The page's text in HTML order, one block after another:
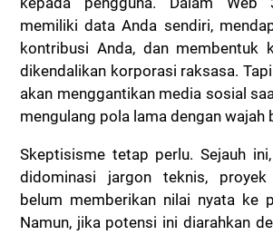
memiliki data Anda sendiri,
kontribusi Anda, dan membentuk
dikendalikan korporasi raksasa.
akan menggantikan media sosial
mengulang pola lama dengan wajah
Skeptisisme tetap perlu. Sejauh
didominasi jargon teknis,
belum memberikan nilai nyata ke
Namun, jika potensi ini diarahkan